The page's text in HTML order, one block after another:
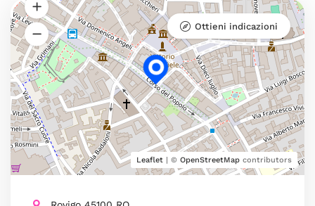
Leaflet | © OpenStreetMap contributors
Ottieni indicazioni